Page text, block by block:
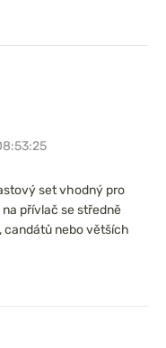
set vhodný pro
přívlač se středně
candátů nebo větších